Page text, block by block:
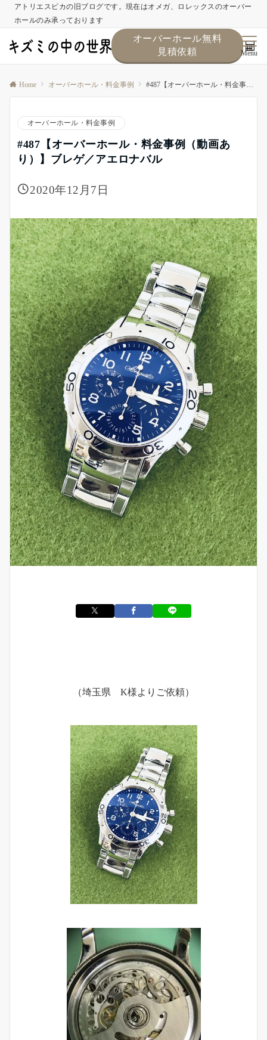
アトリエスピカの旧ブログです。現在はオメガ、ロレックスのオーバー
ホールのみ承っております
オーバーホール無料
見積依頼
Menu
Home オーバーホール・料金事例 #487【オーバーホール・料金事例（動画あり）】ブレゲ／アエロナバル
オーバーホール・料金事例
#487【オーバーホール・料金事例（動画あ
り）】ブレゲ／アエロナバル
2020年12月7日
（埼玉県 K様よりご依頼）